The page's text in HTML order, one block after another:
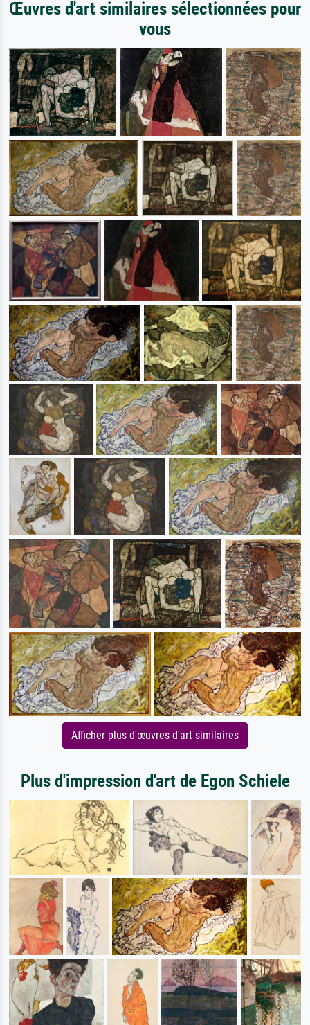
Œuvres d'art similaires sélectionnées pour
vous
Afficher plus d'œuvres d'art similaires
Plus d'impression d'art de Egon Schiele